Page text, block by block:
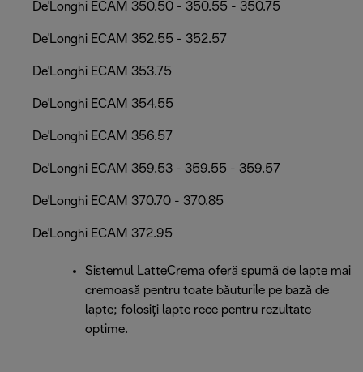
De'Longhi ECAM 350.50 - 350.55 - 350.75
De'Longhi ECAM 352.55 - 352.57
De'Longhi ECAM 353.75
De'Longhi ECAM 354.55
De'Longhi ECAM 356.57
De'Longhi ECAM 359.53 - 359.55 - 359.57
De'Longhi ECAM 370.70 - 370.85
De'Longhi ECAM 372.95
Sistemul LatteCrema oferă spumă de lapte mai
cremoasă pentru toate băuturile pe bază de
lapte; folosiți lapte rece pentru rezultate
optime.